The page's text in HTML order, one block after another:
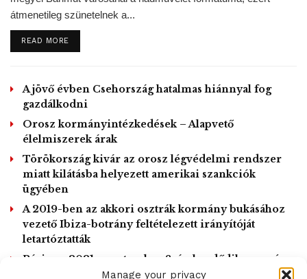
Manage your privacy
Em defesa a quase 800 famílias
e comunidades tradicionais, o
Governo Federal, a anulação do
remanejamento das pessoas
de Lançamento de Alcântara.
https://t.co/eA6kGUOkOF
#GovernoDeTodosNós
pic.twitter.com/pIiklL40x1
— Governo do Maranhão
(@GovernoMA)April 4, 2020
enable this content
KL/MTI – Kiemelt képen: A Guarani Mbya nevű őslakos
népcsoport tagjai tiltakoznak a kilakoltatásukról szóló
átmenetileg szünetelnek a...
READ MOREDETAILS
A jövő évben Csehország hatalmas hiánnyal fog
gazdálkodni
Orosz kormányintézkedések – Alapvető
élelmiszerek árak
Törökország kivár az orosz légvédelmi rendszer
miatt kilátásba helyezett amerikai szankciók
ügyében
A 2019-ben az akkori osztrák kormány bukásához
vezető Ibiza-botrány feltételezett irányítóját
letartóztatták
Párizs – 2021. szeptember 8-án kezdődik a per és
2022 március végéig tart